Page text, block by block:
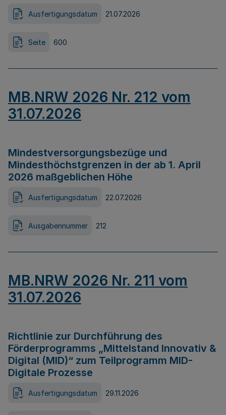
Ausfertigungsdatum 21.07.2026
Seite 600
MB.NRW 2026 Nr. 212 vom
31.07.2026
Mindestversorgungsbezüge und
Mindesthöchstgrenzen in der ab 1. April
2026 maßgeblichen Höhe
Ausfertigungsdatum 22.07.2026
Ausgabennummer 212
MB.NRW 2026 Nr. 211 vom
31.07.2026
Richtlinie zur Durchführung des
Förderprogramms „Mittelstand Innovativ &
Digital (MID)“ zum Teilprogramm MID-
Digitale Prozesse
Ausfertigungsdatum 29.11.2026